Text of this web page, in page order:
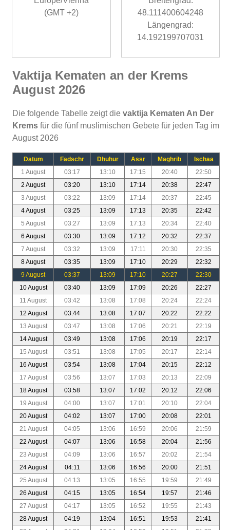
(GMT +2)
48.111400604248
Längengrad:
14.192199707031
Vaktija Kematen an der Krems
August 2026
Die folgende Tabelle zeigt die vaktija Kematen An Der
Krems für die fünf muslimischen Gebete für jeden Tag im
August 2026
Datum Fadschr Dhuhur Assr Maghrib
Ischaa
1 August
03:17 13:10 17:15 20:40
22:50
2 August
03:20 13:10 17:14 20:38
22:47
3 August
03:22 13:09 17:14 20:37
22:45
4 August
03:25 13:09 17:13 20:35
22:42
5 August
03:27 13:09 17:13 20:34
22:40
6 August
03:30 13:09 17:12 20:32
22:37
7 August
03:32 13:09 17:11 20:30
22:35
8 August
03:35 13:09 17:10 20:29
22:32
9 August
03:37 13:09 17:10 20:27
22:30
10 August
03:40 13:09 17:09 20:26
22:27
11 August
03:42 13:08 17:08 20:24
22:24
12 August
03:44 13:08 17:07 20:22
22:22
13 August
03:47 13:08 17:06 20:21
22:19
14 August
03:49 13:08 17:06 20:19
22:17
15 August
03:51 13:08 17:05 20:17
22:14
16 August
03:54 13:08 17:04 20:15
22:12
17 August
03:56 13:07 17:03 20:13
22:09
18 August
03:58 13:07 17:02 20:12
22:06
19 August
04:00 13:07 17:01 20:10
22:04
20 August
04:02 13:07 17:00 20:08
22:01
21 August
04:05 13:06 16:59 20:06
21:59
22 August
04:07 13:06 16:58 20:04
21:56
23 August
04:09 13:06 16:57 20:02
21:54
24 August
04:11 13:06 16:56 20:00
21:51
25 August
04:13 13:05 16:55 19:59
21:49
26 August
04:15 13:05 16:54 19:57
21:46
27 August
04:17 13:05 16:52 19:55
21:43
28 August
04:19 13:04 16:51 19:53
21:41